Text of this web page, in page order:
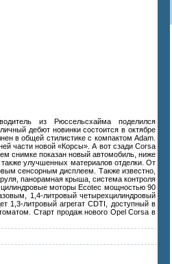
из Рюссельсхайма поделился
дебют новинки состоится в октябре
в общей стилистике с компактом Adam.
части новой «Корсы». А вот сзади Corsa
снимке показан новый автомобиль, ниже
улучшенных материалов отделки. От
сенсорным дисплеем. Также известно,
панорамная крыша, система контроля
моторы Ecotec мощностью 90
1,4-литровый четырехцилиндровый
1,3-литровый агрегат CDTI, доступный в
Старт продаж нового Opel Corsa в